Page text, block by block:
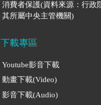
消費者保護(資料來源：行政
其所屬中央主管機關)
下載專區
Youtube影音下載
動畫下載(Video)
影音下載(Audio)